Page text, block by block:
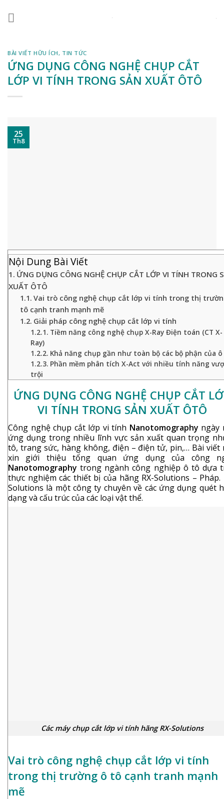
BÀI VIẾT HỮU ÍCH, TIN TỨC
ỨNG DỤNG CÔNG NGHỆ CHỤP CẮT
LỚP VI TÍNH TRONG SẢN XUẤT ÔTÔ
25
Th8
Nội Dung Bài Viết
ỨNG DỤNG CÔNG NGHỆ CHỤP CẮT LỚP VI TÍNH TRONG
XUẤT ÔTÔ
Vai trò công nghệ chụp cắt lớp vi tính trong thị
tô cạnh tranh mạnh mẽ
Giải pháp công nghệ chụp cắt lớp vi tính
Tiềm năng công nghệ chụp X-Ray Điện toán (CT X-
Ray)
Khả năng chụp gần như toàn bộ các bộ phận của
Phần mềm phân tích X-Act với nhiều tính năng
trội
ỨNG DỤNG CÔNG NGHỆ CHỤP CẮT
VI TÍNH TRONG SẢN XUẤT ÔTÔ
Công nghệ chụp cắt lớp vi tính Nanotomography ngày
ứng dụng trong nhiều lĩnh vực sản xuất quan trọng
tô, trang sức, hàng không, điện – điện tử, pin,… Bài viết
xin giới thiệu tổng quan ứng dụng của công
Nanotomographytrong ngành công nghiệp ô tô dựa
thực nghiệm các thiết bị của hãng RX-Solutions – Pháp.
Solutions là một công ty chuyên về các ứng dụng quét
dạng và cấu trúc của các loại vật thể.
Các máy chụp cắt lớp vi tính hãng RX-Solutions
Vai trò công nghệ chụp cắt lớp vi tính
trong thị trường ô tô cạnh tranh mạnh
mẽ